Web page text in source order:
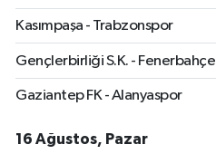
Kasımpaşa - Trabzonspor
Gençlerbirliği S.K. - Fenerbahçe
Gaziantep FK - Alanyaspor
16 Ağustos, Pazar